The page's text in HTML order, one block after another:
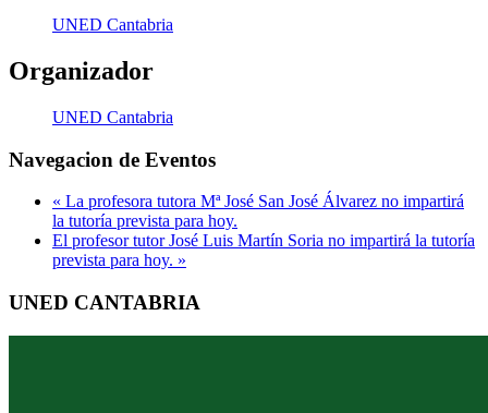
UNED Cantabria
Organizador
UNED Cantabria
Navegacion de Eventos
« La profesora tutora Mª José San José Álvarez no impartirá
la tutoría prevista para hoy.
El profesor tutor José Luis Martín Soria no impartirá la tutoría
prevista para hoy. »
UNED CANTABRIA